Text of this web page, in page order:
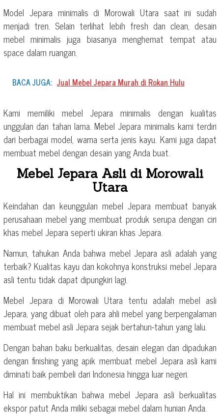
Model Jepara minimalis di Morowali Utara saat ini sudah
menjadi tren. Selain terlihat lebih fresh dan clean, desain
mebel minimalis juga biasanya menghemat tempat atau
space dalam ruangan.
BACA JUGA: Jual Mebel Jepara Murah di Rokan Hulu
Kami memiliki mebel Jepara minimalis dengan kualitas
unggulan dan tahan lama. Mebel Jepara minimalis kami terdiri
dari berbagai model, warna serta jenis kayu. Kami juga dapat
membuat mebel dengan desain yang Anda buat.
Mebel Jepara Asli di Morowali
Utara
Keindahan dan keunggulan mebel Jepara membuat banyak
perusahaan mebel yang membuat produk serupa dengan ciri
khas mebel Jepara seperti ukiran khas Jepara.
Namun, tahukan Anda bahwa mebel Jepara asli adalah yang
terbaik? Kualitas kayu dan kokohnya konstruksi mebel Jepara
asli tentu tidak dapat dipungkiri lagi.
Mebel Jepara di Morowali Utara tentu adalah mebel asli
Jepara, yang dibuat oleh para ahli mebel yang berpengalaman
membuat mebel asli Jepara sejak bertahun-tahun yang lalu.
Dengan bahan baku berkualitas, desain elegan dan dipadukan
dengan finishing yang apik membuat mebel Jepara asli kami
diminati baik pembeli dari Indonesia hingga luar negeri.
Hal ini membuktikan bahwa mebel Jepara asli berkualitas
ekspor patut Anda miliki sebagai mebel dalam hunian Anda.